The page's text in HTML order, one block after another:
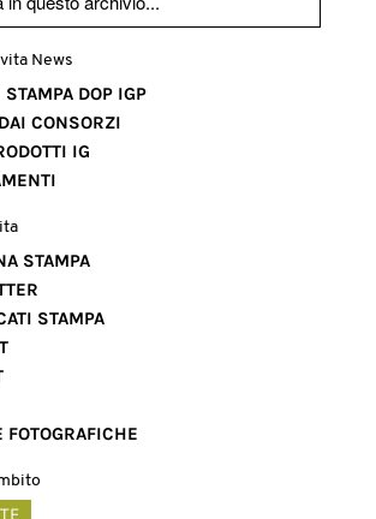
News
STAMPA DOP IGP
CONSORZI
IG
STAMPA
STAMPA
FOTOGRAFICHE